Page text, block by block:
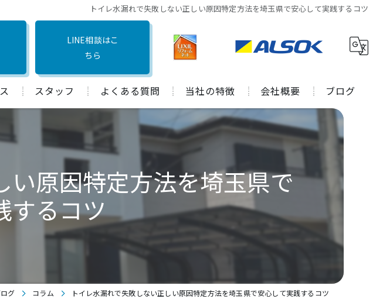
トイレ水漏れで失敗しない正しい原因特定方法を埼玉県で安心して実践するコツ
LINE相談はこ
ちら
スタッフ よくある質問 当社の特徴
水回り
キッチン
お風呂
トイレ
会社概要 ブログ
原因特定方法を埼玉県で
するコツ
グ コラム トイレ水漏れで失敗しない正しい原因特定方法を埼玉県で安心して実践するコツ